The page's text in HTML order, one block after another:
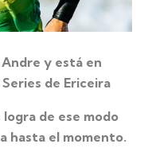
y está en
de Ericeira
logra de ese modo
hasta el momento.